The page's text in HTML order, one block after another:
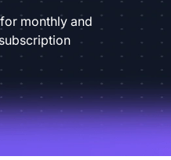
for monthly and